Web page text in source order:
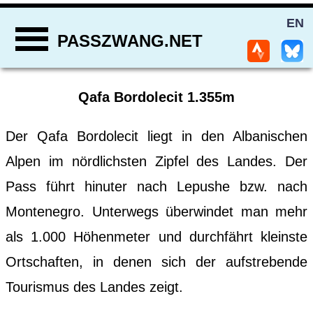
EN
PASSZWANG.NET
Qafa Bordolecit 1.355m
Der Qafa Bordolecit liegt in den Albanischen
Alpen im nördlichsten Zipfel des Landes. Der
Pass führt hinuter nach Lepushe bzw. nach
Montenegro. Unterwegs überwindet man mehr
als 1.000 Höhenmeter und durchfährt kleinste
Ortschaften, in denen sich der aufstrebende
Tourismus des Landes zeigt.